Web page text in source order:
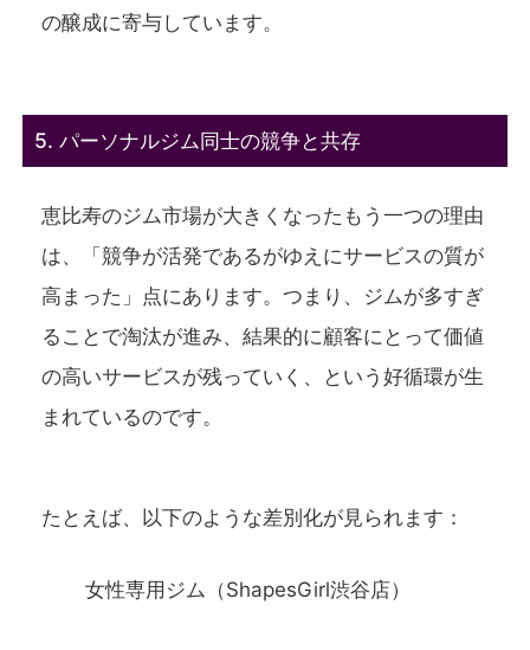
の醸成に寄与しています。
5. パーソナルジム同士の競争と共存
恵比寿のジム市場が大きくなったもう一つの理由
は、「競争が活発であるがゆえにサービスの質が
高まった」点にあります。つまり、ジムが多すぎ
ることで淘汰が進み、結果的に顧客にとって価値
の高いサービスが残っていく、という好循環が生
まれているのです。
たとえば、以下のような差別化が見られます：
女性専用ジム（ShapesGirl渋谷店）